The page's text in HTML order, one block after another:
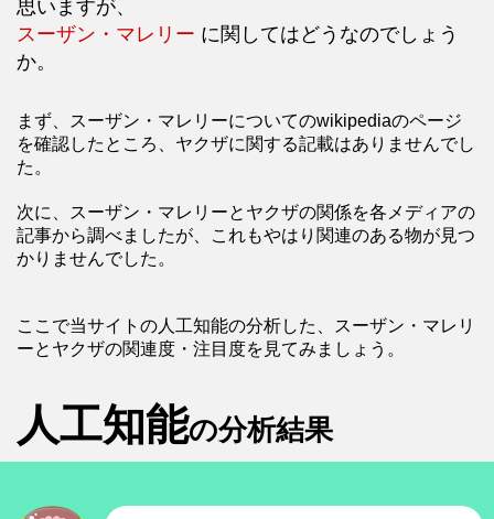
思いますが、
スーザン・マレリー に関してはどうなのでしょう
か。
まず、スーザン・マレリーについてのwikipediaのページ
を確認したところ、ヤクザに関する記載はありませんでし
た。
次に、スーザン・マレリーとヤクザの関係を各メディアの
記事から調べましたが、これもやはり関連のある物が見つ
かりませんでした。
ここで当サイトの人工知能の分析した、スーザン・マレリ
ーとヤクザの関連度・注目度を見てみましょう。
人工知能の分析結果